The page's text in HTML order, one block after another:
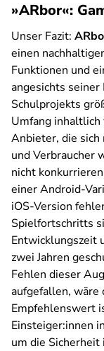
»ARbor«:
Unser Fazit:
einen
Funktionen und
angesichts
Schulprojekts
Umfang
Anbieter, die sich
und Verbraucher
nicht
einer Android-
iOS-Version
Spielfortschritts
Entwicklungszeit
zwei Jahren
Fehlen dieser
aufgefallen, wäre
Empfehlenswert
Einsteiger:innen
um die